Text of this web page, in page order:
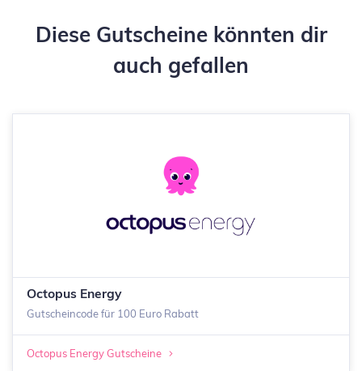
Diese Gutscheine könnten dir
auch gefallen
Octopus Energy
Gutscheincode für 100 Euro Rabatt
Octopus Energy Gutscheine